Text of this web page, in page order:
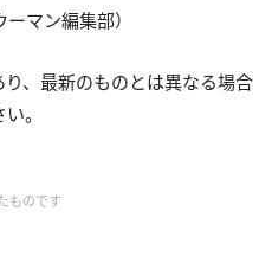
マン編集部）
、最新のものとは異なる場合
。
ものです